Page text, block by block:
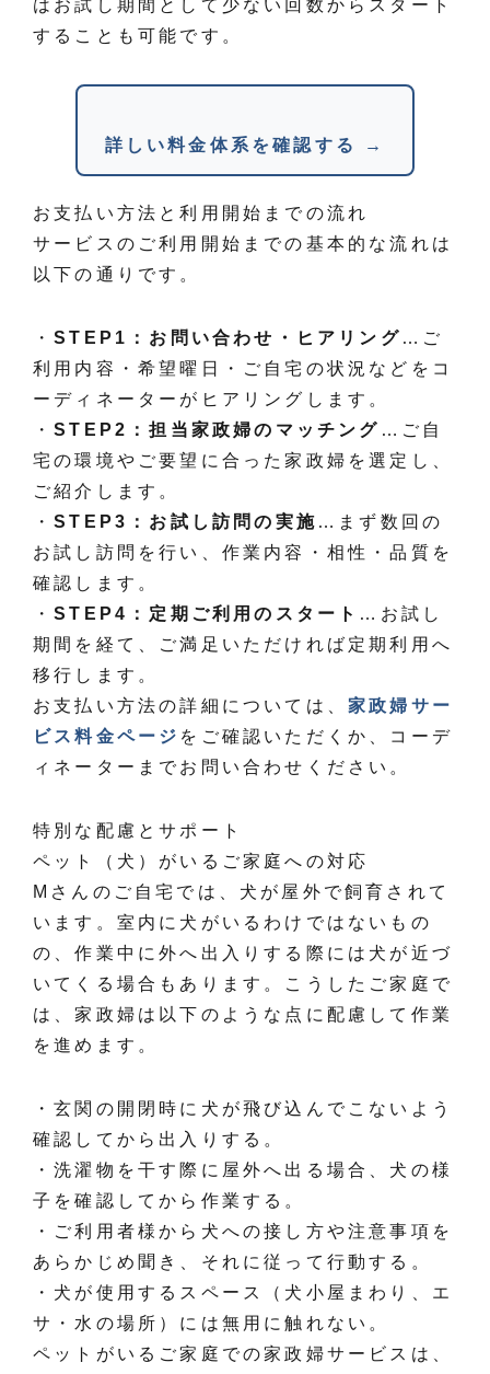
はお試し期間として少ない回数からスタート
することも可能です。
詳しい料金体系を確認する →
お支払い方法と利用開始までの流れ
サービスのご利用開始までの基本的な流れは
以下の通りです。
・STEP1：お問い合わせ・ヒアリング …ご
利用内容・希望曜日・ご自宅の状況などをコ
ーディネーターがヒアリングします。
・STEP2：担当家政婦のマッチング …ご自
宅の環境やご要望に合った家政婦を選定し、
ご紹介します。
・STEP3：お試し訪問の実施 …まず数回の
お試し訪問を行い、作業内容・相性・品質を
確認します。
・STEP4：定期ご利用のスタート …お試し
期間を経て、ご満足いただければ定期利用へ
移行します。
お支払い方法の詳細については、 家政婦サー
ビス料金ページ をご確認いただくか、コーデ
ィネーターまでお問い合わせください。
特別な配慮とサポート
ペット（犬）がいるご家庭への対応
Mさんのご自宅では、犬が屋外で飼育されて
います。室内に犬がいるわけではないもの
の、作業中に外へ出入りする際には犬が近づ
いてくる場合もあります。こうしたご家庭で
は、家政婦は以下のような点に配慮して作業
を進めます。
・玄関の開閉時に犬が飛び込んでこないよう
確認してから出入りする。
・洗濯物を干す際に屋外へ出る場合、犬の様
子を確認してから作業する。
・ご利用者様から犬への接し方や注意事項を
あらかじめ聞き、それに従って行動する。
・犬が使用するスペース（犬小屋まわり、エ
サ・水の場所）には無用に触れない。
ペットがいるご家庭での家政婦サービスは、